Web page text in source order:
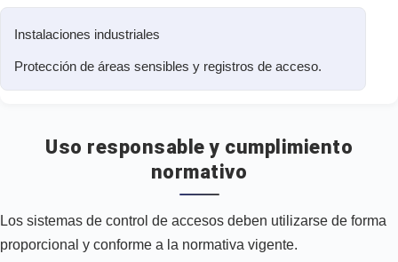
Instalaciones industriales
Protección de áreas sensibles y registros de acceso.
Uso responsable y cumplimiento
normativo
Los sistemas de control de accesos deben utilizarse de forma
proporcional y conforme a la normativa vigente.